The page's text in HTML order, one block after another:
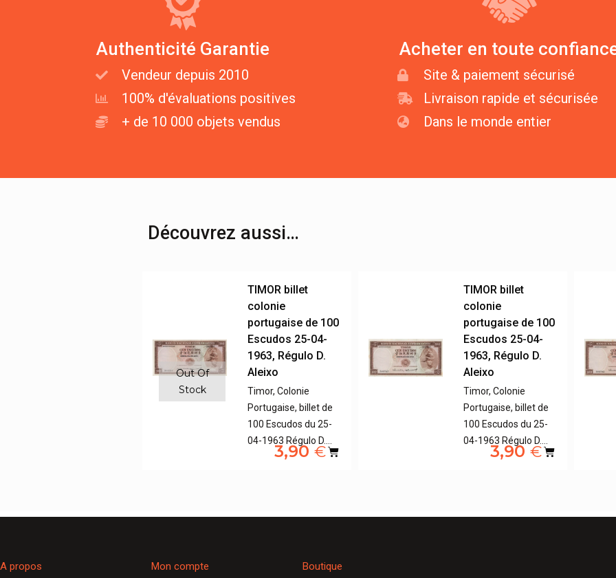
Authenticité Garantie
Vendeur depuis 2010
100% d'évaluations positives
+ de 10 000 objets vendus
Acheter en toute
Site & paiement sécurisé
Livraison rapide et sécurisée
Dans le monde entier
Découvrez aussi…
Out Of
Stock
TIMOR billet
colonie
portugaise de 100
Escudos 25-04-
1963, Régulo D.
Aleixo
Timor, Colonie
Portugaise, billet de
100 Escudos du 25-
04-1963 Régulo D.…
3,90 €
TIMOR billet
colonie
portugaise de 100
Escudos 25-04-
1963, Régulo D.
Aleixo
Timor, Colonie
Portugaise, billet de
100 Escudos du 25-
04-1963 Régulo D.…
3,90 €
A propos Mon compte Boutique